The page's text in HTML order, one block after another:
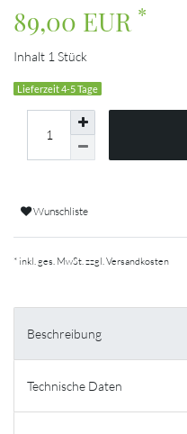
89,00 EUR *
Inhalt 1 Stück
Lieferzeit 4-5 Tage
Wunschliste
* inkl. ges. MwSt. zzgl. Versandkosten
Beschreibung
Technische Daten